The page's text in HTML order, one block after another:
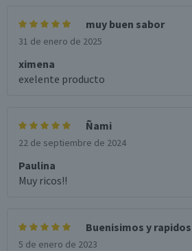
muy buen sabor
31 de enero de 2025
ximena
exelente producto
Ñami
22 de septiembre de 2024
Paulina
Muy ricos!!
Buenisimos y rapidos
5 de enero de 2023